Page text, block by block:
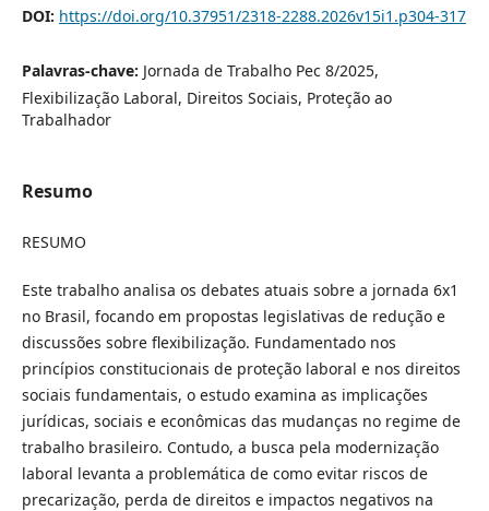
DOI: https://doi.org/10.37951/2318-2288.2026v15i1.p304-317
Palavras-chave: Jornada de Trabalho Pec 8/2025,
Flexibilização Laboral, Direitos Sociais, Proteção ao
Trabalhador
Resumo
RESUMO
Este trabalho analisa os debates atuais sobre a jornada 6x1
no Brasil, focando em propostas legislativas de redução e
discussões sobre flexibilização. Fundamentado nos
princípios constitucionais de proteção laboral e nos direitos
sociais fundamentais, o estudo examina as implicações
jurídicas, sociais e econômicas das mudanças no regime de
trabalho brasileiro. Contudo, a busca pela modernização
laboral levanta a problemática de como evitar riscos de
precarização, perda de direitos e impactos negativos na